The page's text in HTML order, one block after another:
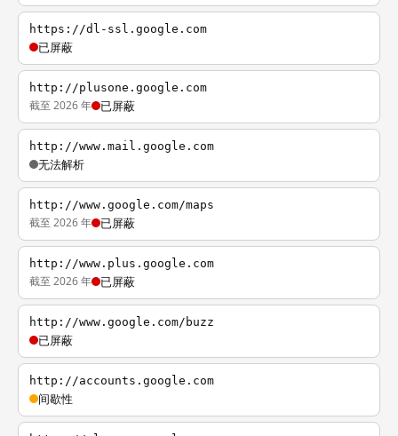
https://dl-ssl.google.com
已屏蔽
http://plusone.google.com
截至 2026 年 已屏蔽
http://www.mail.google.com
无法解析
http://www.google.com/maps
截至 2026 年 已屏蔽
http://www.plus.google.com
截至 2026 年 已屏蔽
http://www.google.com/buzz
已屏蔽
http://accounts.google.com
间歇性